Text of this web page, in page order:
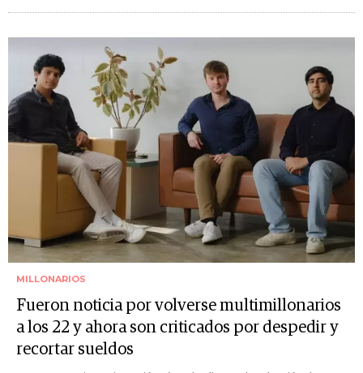
MILLONARIOS
Fueron noticia por volverse multimillonarios
a los 22 y ahora son criticados por despedir y
recortar sueldos